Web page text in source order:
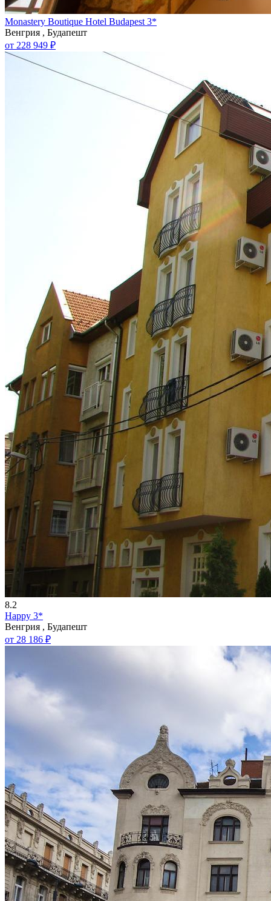
Monastery Boutique Hotel Budapest 3*
Венгрия , Будапешт
от 228 949 ₽
8.2
Happy 3*
Венгрия , Будапешт
от 28 186 ₽